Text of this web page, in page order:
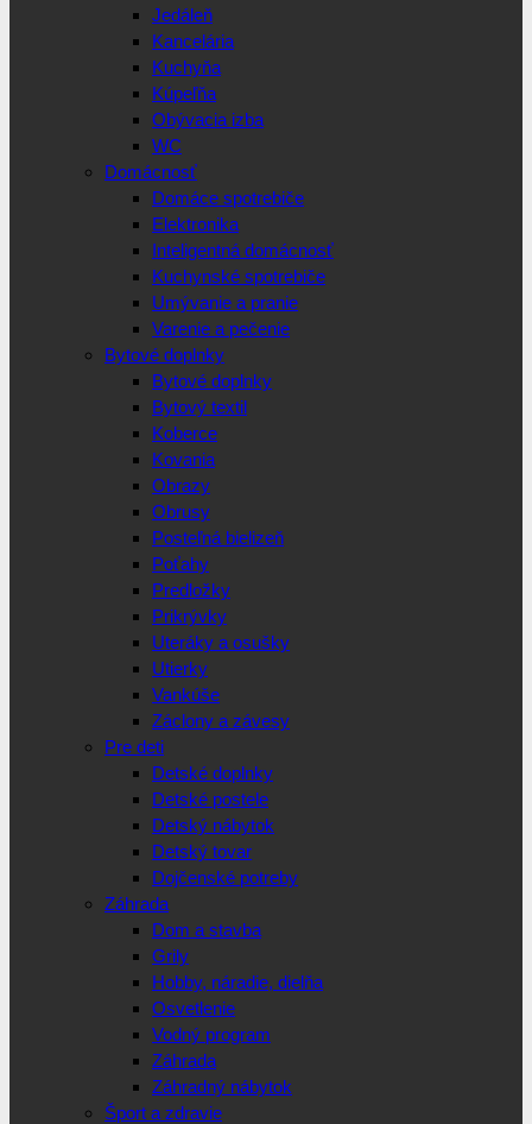
Jedáleň
Kancelária
Kuchyňa
Kúpeľňa
Obývacia izba
WC
Domácnosť
Domáce spotrebiče
Elektronika
Inteligentná domácnosť
Kuchynské spotrebiče
Umývanie a pranie
Varenie a pečenie
Bytové doplnky
Bytové doplnky
Bytový textil
Koberce
Kovania
Obrazy
Obrusy
Posteľná bielizeň
Poťahy
Predložky
Prikrývky
Uteráky a osušky
Utierky
Vankúše
Záclony a závesy
Pre deti
Detské doplnky
Detské postele
Detský nábytok
Detský tovar
Dojčenské potreby
Záhrada
Dom a stavba
Grily
Hobby, náradie, dielňa
Osvetlenie
Vodný program
Záhrada
Záhradný nábytok
Šport a zdravie